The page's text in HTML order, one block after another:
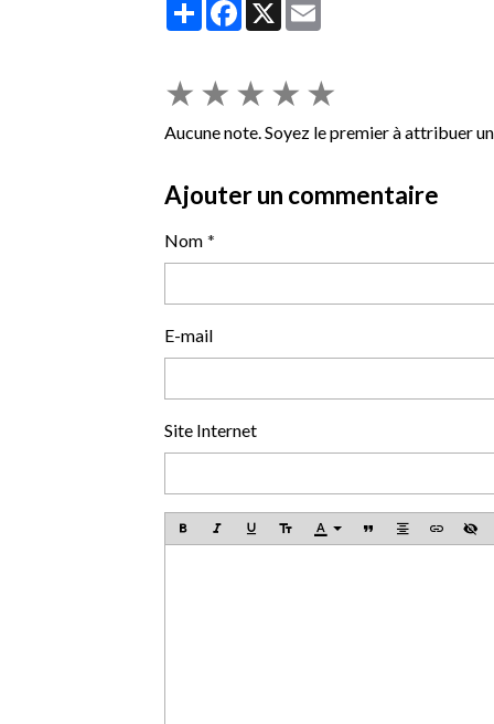
★ ★ ★ ★ ★
Aucune note. Soyez le premier à attribuer
Ajouter un commentaire
Nom
E-mail
Site Internet